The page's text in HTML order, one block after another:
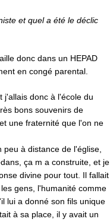
et quel a été le déclic
donc dans un HEPAD
en congé parental.
j'allais donc à l'école du
bons souvenirs de
une fraternité que l'on ne
peu à distance de l'église,
ça m a construite, et je
divine pour tout. Il fallait
gens, l'humanité comme
lui a donné son fils unique
à sa place, il y avait un